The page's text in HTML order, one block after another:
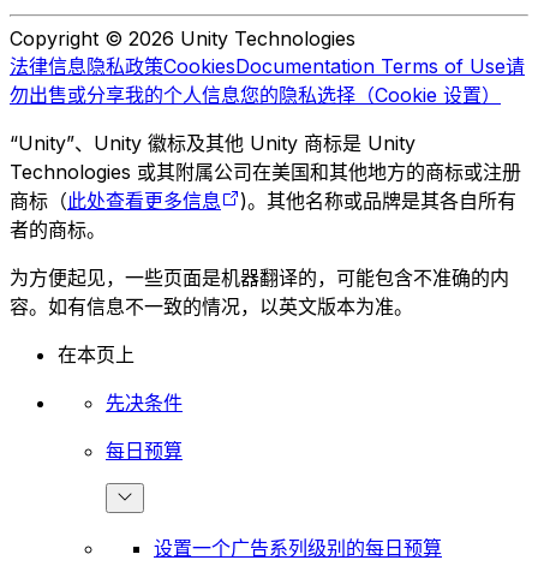
Copyright © 2026 Unity Technologies
法律信息隐私政策CookiesDocumentation Terms of Use请
勿出售或分享我的个人信息您的隐私选择（Cookie 设置）
“Unity”、Unity 徽标及其他 Unity 商标是 Unity
Technologies 或其附属公司在美国和其他地方的商标或注册
商标（此处查看更多信息
)。其他名称或品牌是其各自所有
者的商标。
为方便起见，一些页面是机器翻译的，可能包含不准确的内
容。如有信息不一致的情况，以英文版本为准。
在本页上
先决条件
每日预算
设置一个广告系列级别的每日预算